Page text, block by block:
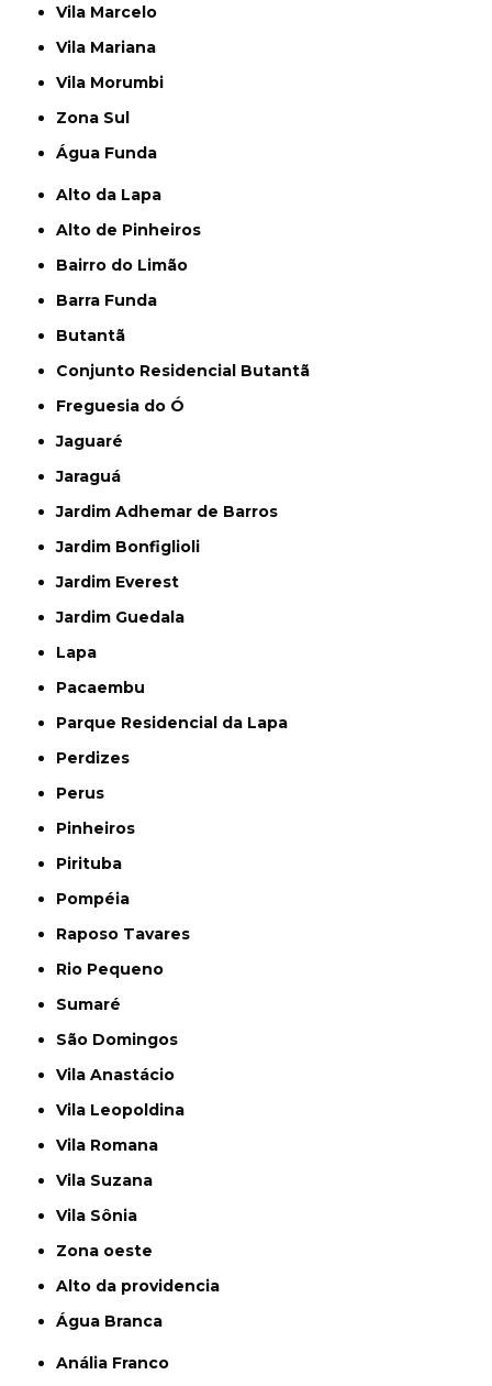
Vila Marcelo
Vila Mariana
Vila Morumbi
Zona Sul
Água Funda
Alto da Lapa
Alto de Pinheiros
Bairro do Limão
Barra Funda
Butantã
Conjunto Residencial Butantã
Freguesia do Ó
Jaguaré
Jaraguá
Jardim Adhemar de Barros
Jardim Bonfiglioli
Jardim Everest
Jardim Guedala
Lapa
Pacaembu
Parque Residencial da Lapa
Perdizes
Perus
Pinheiros
Pirituba
Pompéia
Raposo Tavares
Rio Pequeno
Sumaré
São Domingos
Vila Anastácio
Vila Leopoldina
Vila Romana
Vila Suzana
Vila Sônia
Zona oeste
alto da providencia
Água Branca
Anália Franco